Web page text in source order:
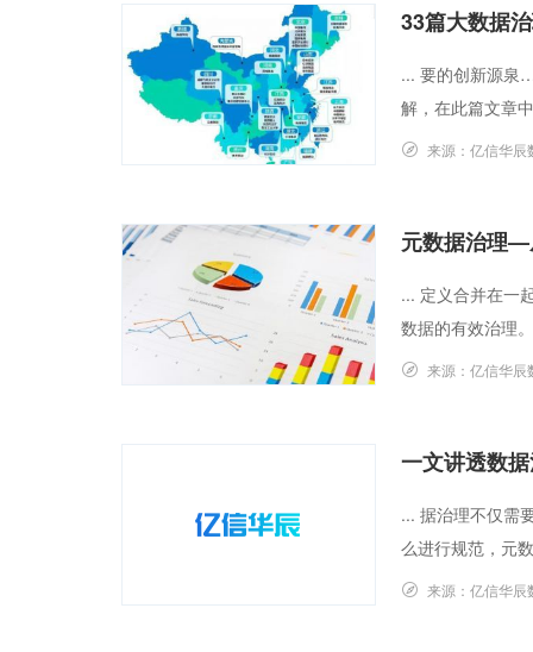
33篇大数据
... 要的创新源泉
解，在此篇文章
来源： 亿信华辰
元数据治理—
... 定义合并在一
数据的有效治理
来源： 亿信华辰
一文讲透数
... 据治理不仅需
么进行规范，元
来源： 亿信华辰